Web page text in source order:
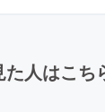
人はこち